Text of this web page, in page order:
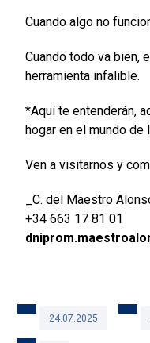
Cuando algo no
Cuando todo va bien,
herramienta infalible.
*Aquí te entenderán,
hogar en el mundo de
Ven a visitarnos y
_C. del Maestro
+34 663 17 81 01
24.07.2025